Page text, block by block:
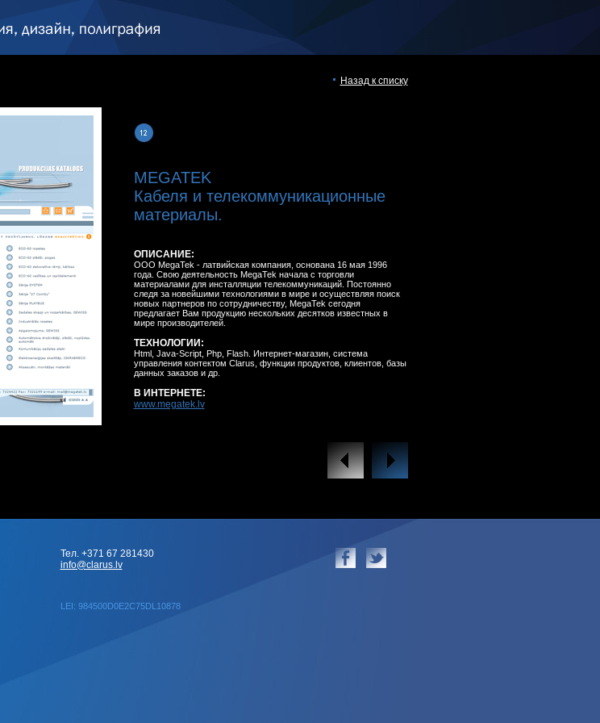
Назад к списку
MEGATEK
Кабеля и телекоммуникационные
материалы.
ОПИСАНИЕ:
ООО MegaTek - латвийская компания, основана 16 мая 1996
года. Свою деятельность MegaTek начала с торговли
материалами для инсталляции телекоммуникаций. Постоянно
следя за новейшими технологиями в мире и осуществляя поиск
новых партнеров по сотрудничеству, MegaTek сегодня
предлагает Вам продукцию нескольких десятков известных в
мире производителей.
ТЕХНОЛОГИИ:
Html, Java-Script, Php, Flash. Интернет-магазин, система
управления контектом Clarus, функции продуктов, клиентов, базы
данных заказов и др.
В ИНТЕРНЕТЕ:
www.megatek.lv
LEI: 984500D0E2C75DL10878
Тел. +371 67 281430
info@clarus.lv